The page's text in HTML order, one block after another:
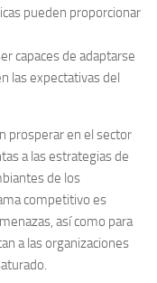
pueden proporcionar
capaces de adaptarse
las expectativas del
prosperar en el sector
a lasestrategias de
de los
competitivo es
así como para
a las organizaciones